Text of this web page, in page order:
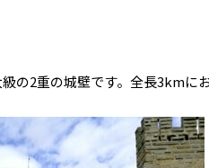
の2重の城壁です。全長3kmに